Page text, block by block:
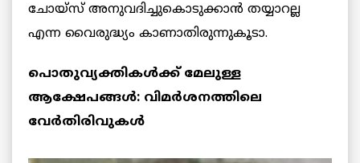
ചോയ്‌സ് അനുവദിച്ചുകൊടുക്കാന്‍ തയ്യാറല്ല
എന്ന വൈരുദ്ധ്യം കാണാതിരുന്നുകൂടാ.
പൊതുവ്യക്തികള്‍ക്ക് മേലുള്ള
ആക്ഷേപങ്ങള്‍: വിമര്‍ശനത്തിലെ
വേര്‍തിരിവുകള്‍